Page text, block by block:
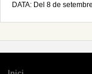
DATA: Del 8 de